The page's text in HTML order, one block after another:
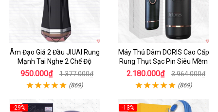
Âm Đạo Giả 2 Đầu JIUAI Rung
Mạnh Tai Nghe 2 Chế Độ
950.000₫ 1.377.000₫
(869)
Máy Thủ Dâm DORIS Cao Cấp
Rung Thụt Sạc Pin Siêu Mềm
2.180.000₫ 3.964.000₫
(869)
-29% -13%